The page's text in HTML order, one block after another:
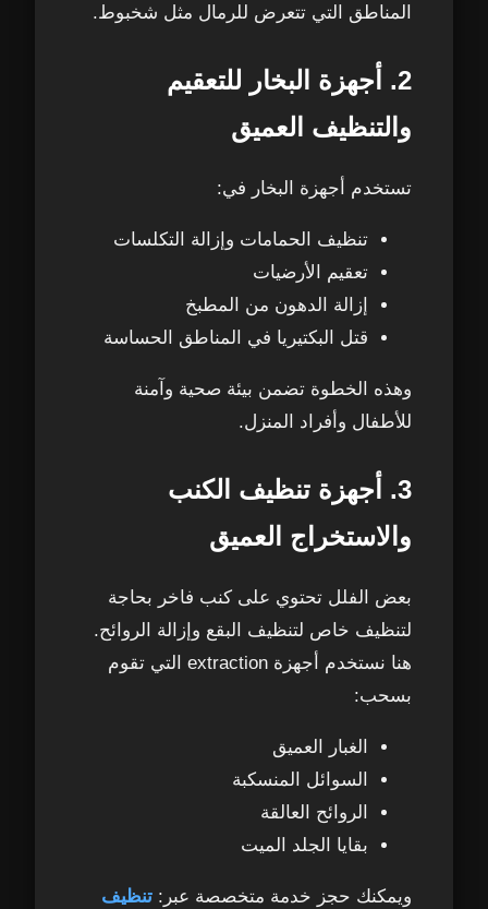
المناطق التي تتعرض للرمال مثل شخبوط.
2. أجهزة البخار للتعقيم
والتنظيف العميق
تستخدم أجهزة البخار في:
تنظيف الحمامات وإزالة التكلسات
تعقيم الأرضيات
إزالة الدهون من المطبخ
قتل البكتيريا في المناطق الحساسة
وهذه الخطوة تضمن بيئة صحية وآمنة
للأطفال وأفراد المنزل.
3. أجهزة تنظيف الكنب
والاستخراج العميق
بعض الفلل تحتوي على كنب فاخر بحاجة
لتنظيف خاص لتنظيف البقع وإزالة الروائح.
هنا نستخدم أجهزة extraction التي تقوم
بسحب:
الغبار العميق
السوائل المنسكبة
الروائح العالقة
بقايا الجلد الميت
ويمكنك حجز خدمة متخصصة عبر: تنظيف